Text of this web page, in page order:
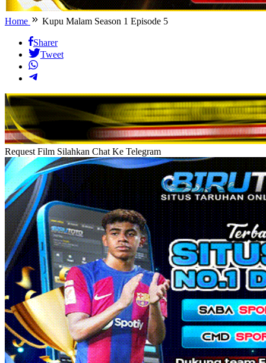
Home Kupu Malam Season 1 Episode 5
Sharer
Tweet
Request Film Silahkan Chat Ke Telegram